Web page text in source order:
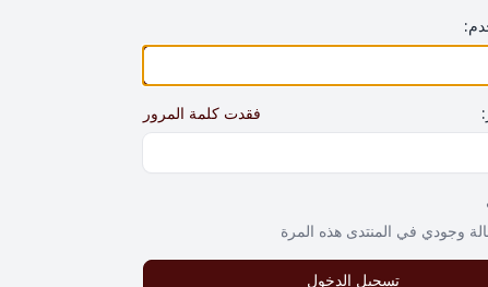
فقدت كلمة المرور
وجودي في المنتدى هذه المرة